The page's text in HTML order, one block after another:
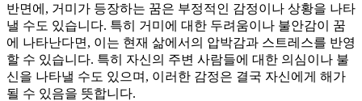
반면에, 거미가 등장하는 꿈은 부정적인 감정이나 상황을 나타
낼 수도 있습니다. 특히 거미에 대한 두려움이나 불안감이 꿈
에 나타난다면, 이는 현재 삶에서의 압박감과 스트레스를 반영
할 수 있습니다. 특히 자신의 주변 사람들에 대한 의심이나 불
신을 나타낼 수도 있으며, 이러한 감정은 결국 자신에게 해가
될 수 있음을 뜻합니다.